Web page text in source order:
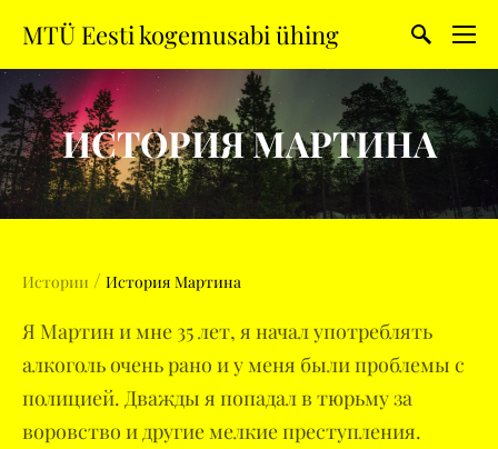
MTÜ Eesti kogemusabi ühing
ИСТОРИЯ МАРТИНА
Истории / История Мартина
Я Мартин и мне 35 лет, я начал употреблять
алкоголь очень рано и у меня были проблемы с
полицией. Дважды я попадал в тюрьму за
воровство и другие мелкие преступления.